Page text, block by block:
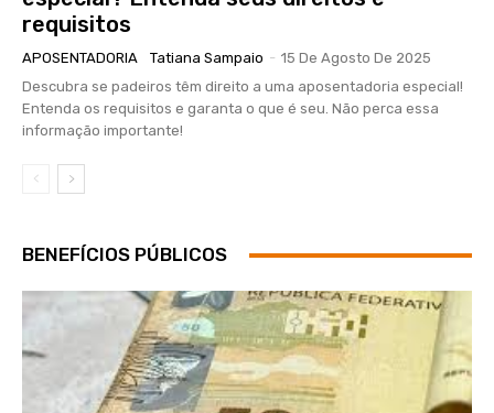
requisitos
APOSENTADORIA Tatiana Sampaio - 15 De Agosto De 2025
Descubra se padeiros têm direito a uma aposentadoria especial!
Entenda os requisitos e garanta o que é seu. Não perca essa
informação importante!
BENEFÍCIOS PÚBLICOS